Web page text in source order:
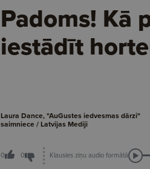
Padoms! Kā
iestādīt
Laura Dance, "AuGustes iedvesmas dārzi"
saimniece / Latvijas Mediji
0 0 Klausies ziņu audio formātā